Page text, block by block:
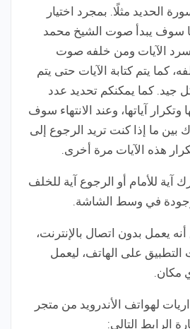
الحديد مثلًا. بمجرد اختيار
سوف يبدأ صوت الشيخ محمد
الآيات ومن خلفه صوت
كما يتم كتابة الآيات حتى يتم
جيد. كما يمكنكم تحديد عدد
وتكرار آياتها، وعند الانتهاء سوف
بين ما إذا كنت تريد الرجوع إلى
هذه الآيات مرة أخرى.
آية للأمام أو الرجوع آية للخلف
في وسط الشاشة.
يعمل بدون اتصال بالإنترنت،
التطبيق على الهاتف، ليعمل
مكان.
لهواتف الأندرويد من متجر
الرابط التالي: